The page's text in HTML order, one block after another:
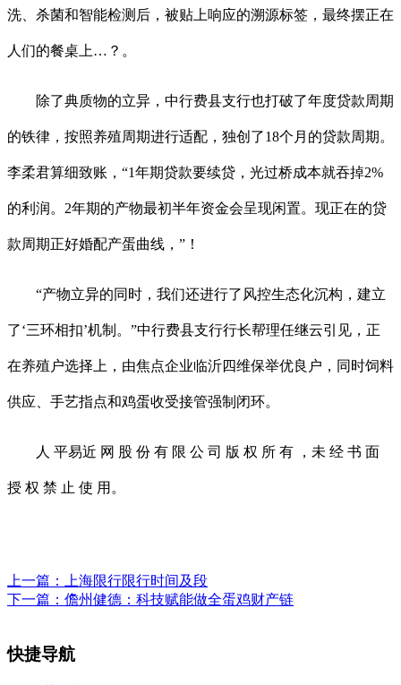
洗、杀菌和智能检测后，被贴上响应的溯源标签，最终摆正在
人们的餐桌上…？。
除了典质物的立异，中行费县支行也打破了年度贷款周期
的铁律，按照养殖周期进行适配，独创了18个月的贷款周期。
李柔君算细致账，“1年期贷款要续贷，光过桥成本就吞掉2%
的利润。2年期的产物最初半年资金会呈现闲置。现正在的贷
款周期正好婚配产蛋曲线，”！
“产物立异的同时，我们还进行了风控生态化沉构，建立
了‘三环相扣’机制。”中行费县支行行长帮理任继云引见，正
在养殖户选择上，由焦点企业临沂四维保举优良户，同时饲料
供应、手艺指点和鸡蛋收受接管强制闭环。
人 平易近 网 股 份 有 限 公 司 版 权 所 有 ，未 经 书 面
授 权 禁 止 使 用。
上一篇：
上海限行限行时间及段
下一篇： 儋州健德：科技赋能做全蛋鸡财产链
快捷导航